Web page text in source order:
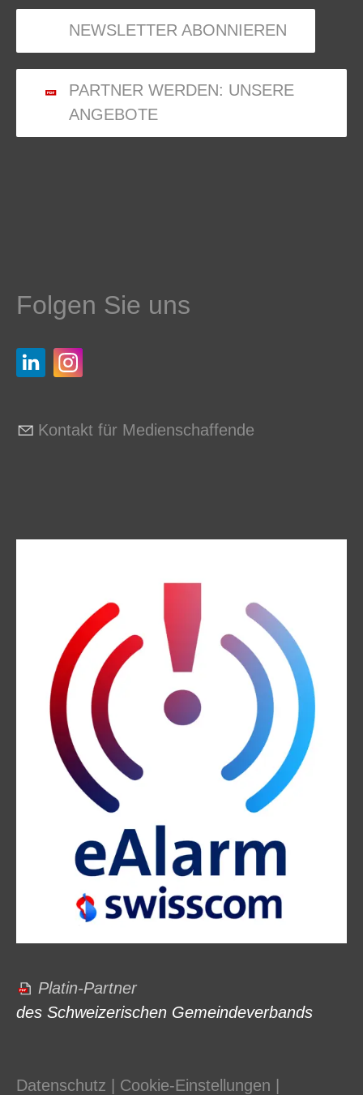
NEWSLETTER ABONNIEREN
PARTNER WERDEN: UNSERE
ANGEBOTE
Folgen Sie uns
Kontakt für Medienschaffende
Platin-Partner
des Schweizerischen Gemeindeverbands
Datenschutz Cookie-Einstellungen